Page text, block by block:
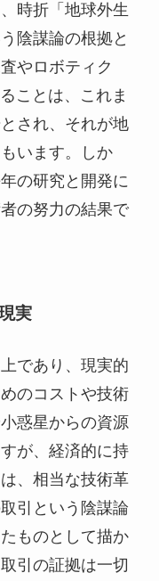
時折「地球外生
陰謀論の根拠と
やロボティク
ことは、これま
され、それが地
います。しか
の研究と開発に
の努力の結果で
実
であり、現実的
のコストや技術
惑星からの資源
が、経済的に持
、相当な技術革
引という陰謀論
ものとして描か
引の証拠は一切